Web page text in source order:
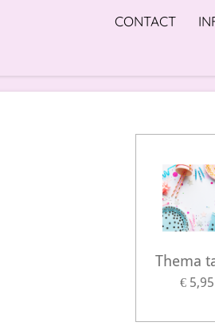
CONTACT
Thema
€ 5,95